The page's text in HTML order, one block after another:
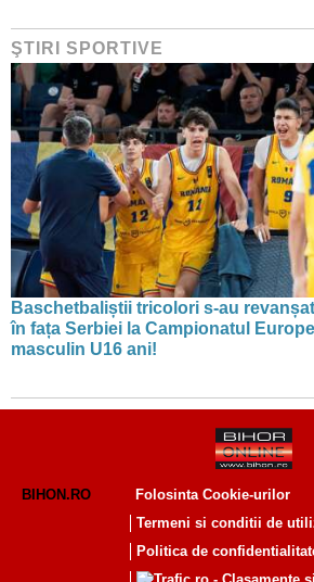
ŞTIRI SPORTIVE
Baschetbaliștii tricolori s-au
în fața Serbiei la Campionatul
masculin U16 ani!
BIHON.RO
Folosinta Cookie-urilor
Termeni si conditii de
Politica de